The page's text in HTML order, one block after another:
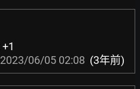
+1
2023/06/05 02:08 (3年前)